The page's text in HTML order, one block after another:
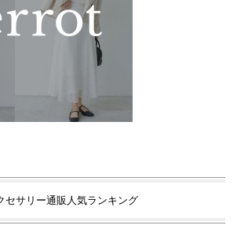
セサリー通販人気ランキング